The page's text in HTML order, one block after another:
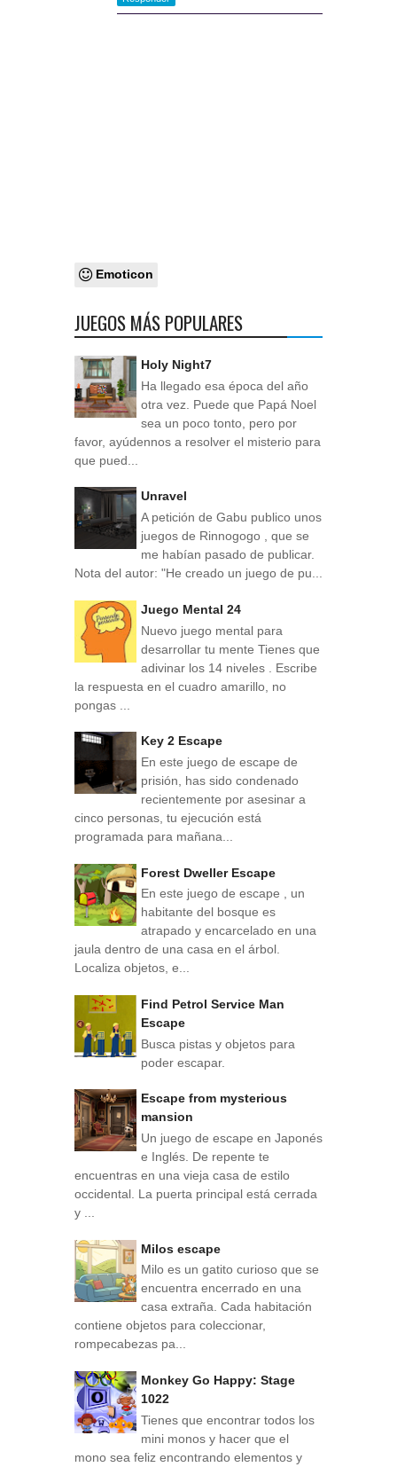
Emoticon
JUEGOS MÁS POPULARES
Holy Night7
Ha llegado esa época del año
otra vez. Puede que Papá Noel
sea un poco tonto, pero por
favor, ayúdennos a resolver el misterio para
que pued...
Unravel
A petición de Gabu publico unos
juegos de Rinnogogo , que se
me habían pasado de publicar.
Nota del autor: "He creado un juego de pu...
Juego Mental 24
Nuevo juego mental para
desarrollar tu mente Tienes que
adivinar los 14 niveles . Escribe
la respuesta en el cuadro amarillo, no
pongas ...
Key 2 Escape
En este juego de escape de
prisión, has sido condenado
recientemente por asesinar a
cinco personas, tu ejecución está
programada para mañana...
Forest Dweller Escape
En este juego de escape , un
habitante del bosque es
atrapado y encarcelado en una
jaula dentro de una casa en el árbol.
Localiza objetos, e...
Find Petrol Service Man
Escape
Busca pistas y objetos para
poder escapar.
Escape from mysterious
mansion
Un juego de escape en Japonés
e Inglés. De repente te
encuentras en una vieja casa de estilo
occidental. La puerta principal está cerrada
y ...
Milos escape
Milo es un gatito curioso que se
encuentra encerrado en una
casa extraña. Cada habitación
contiene objetos para coleccionar,
rompecabezas pa...
Monkey Go Happy: Stage
1022
Tienes que encontrar todos los
mini monos y hacer que el
mono sea feliz encontrando elementos y